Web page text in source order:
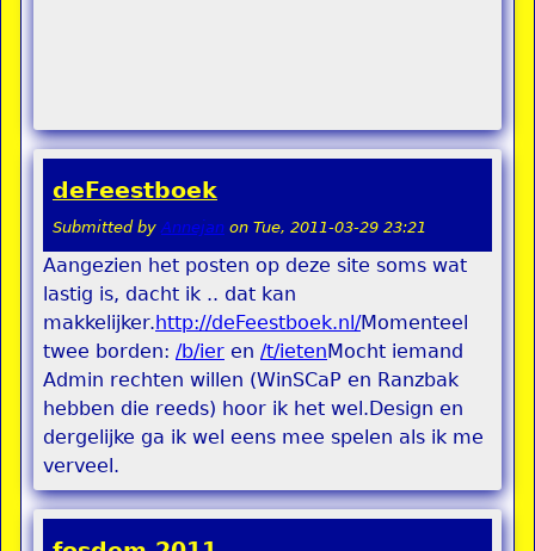
deFeestboek
Submitted byAnnejan on Tue, 2011-03-29 23:21
Aangezien het posten op deze site soms wat
lastig is, dacht ik .. dat kan
makkelijker.http://deFeestboek.nl/Momenteel
twee borden: /b/ier en /t/ietenMocht iemand
Admin rechten willen (WinSCaP en Ranzbak
hebben die reeds) hoor ik het wel.Design en
dergelijke ga ik wel eens mee spelen als ik me
verveel.